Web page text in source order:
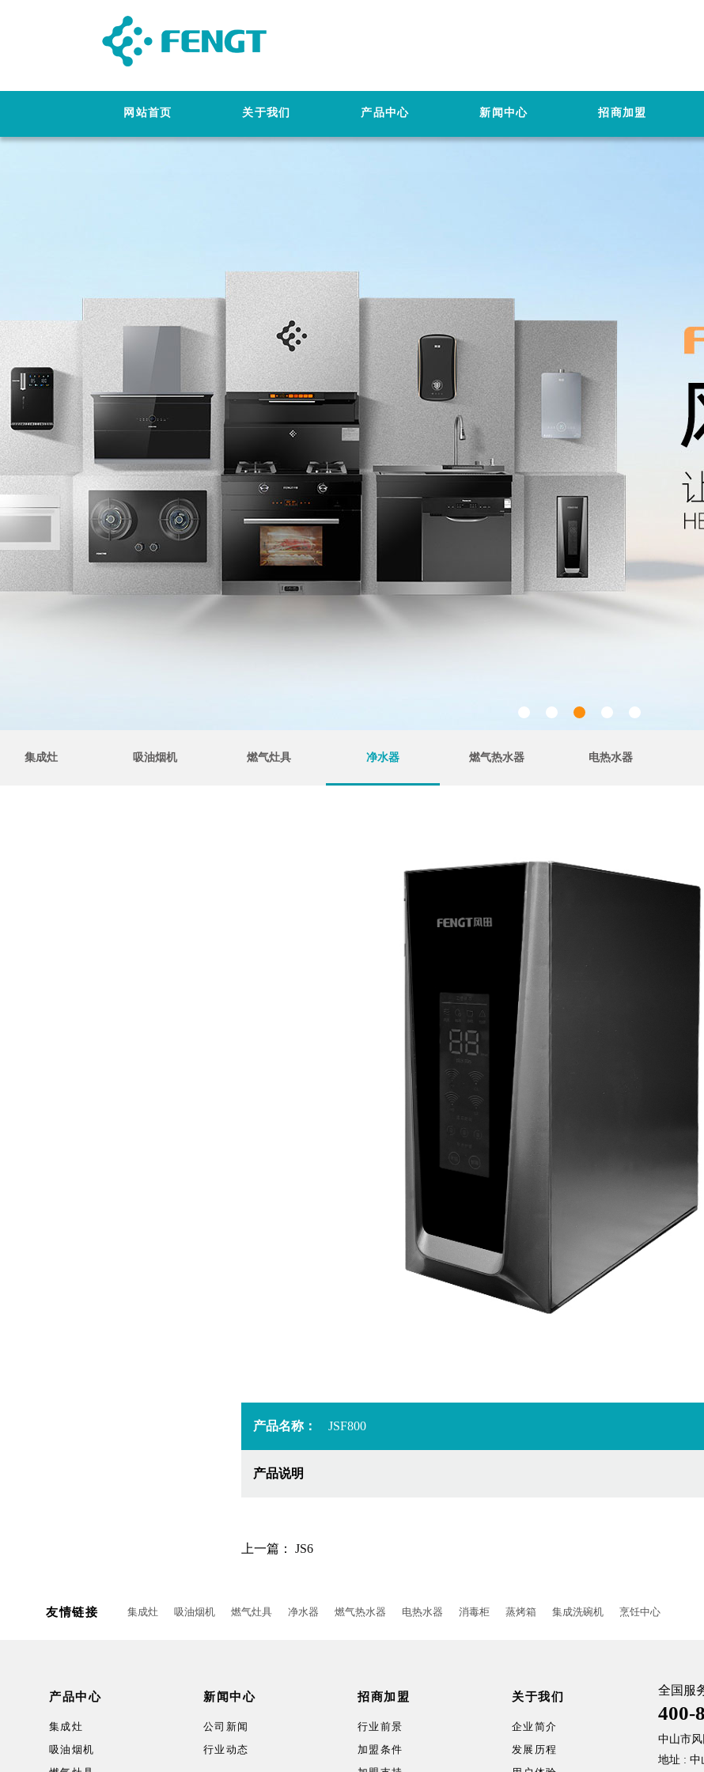
网站首页 关于我们 产品中心 新闻中心 招商加盟
集成灶 吸油烟机 燃气灶具 净水器 燃气热水器 电热水器
产品名称： JSF800
产品说明
上一篇： JS6
友情链接 集成灶 吸油烟机 燃气灶具 净水器 燃气热水器 电热水器 消毒柜 蒸烤箱 集成洗碗机 烹饪中心
产品中心
集成灶
吸油烟机
新闻中心
公司新闻
行业动态
招商加盟
行业前景
加盟条件
关于我们
企业简介
发展历程
全国服
400-
中山市
地址 : 中